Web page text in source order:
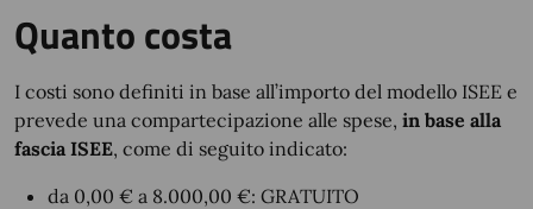
Quanto costa
I costi sono definiti in base all’importo del modello ISEE e
prevede una compartecipazione alle spese, in base alla
fascia ISEE, come di seguito indicato:
da 0,00 € a 8.000,00 €: GRATUITO